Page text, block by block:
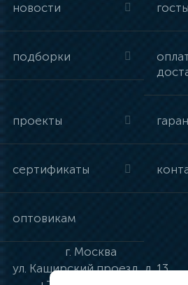
новости госты
подборки
проекты
сертификаты
оптовикам
г. Москва
ул. Каширский проезд, д. 13